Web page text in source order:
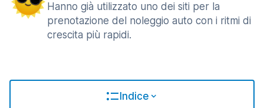
Hanno già utilizzato uno dei siti per la
prenotazione del noleggio auto con i ritmi di
crescita più rapidi.
Indice